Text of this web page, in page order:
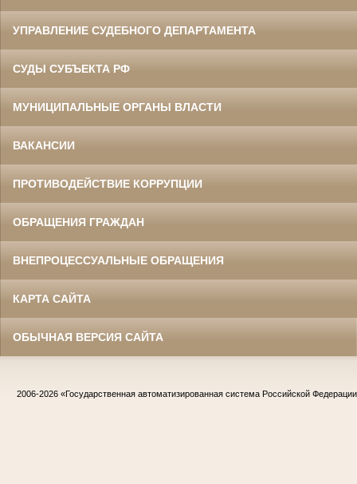
УПРАВЛЕНИЕ СУДЕБНОГО ДЕПАРТАМЕНТА
СУДЫ СУБЪЕКТА РФ
МУНИЦИПАЛЬНЫЕ ОРГАНЫ ВЛАСТИ
ВАКАНСИИ
ПРОТИВОДЕЙСТВИЕ КОРРУПЦИИ
ОБРАЩЕНИЯ ГРАЖДАН
ВНЕПРОЦЕССУАЛЬНЫЕ ОБРАЩЕНИЯ
КАРТА САЙТА
ОБЫЧНАЯ ВЕРСИЯ САЙТА
2006-2026 «Государственная автоматизированная система Российской